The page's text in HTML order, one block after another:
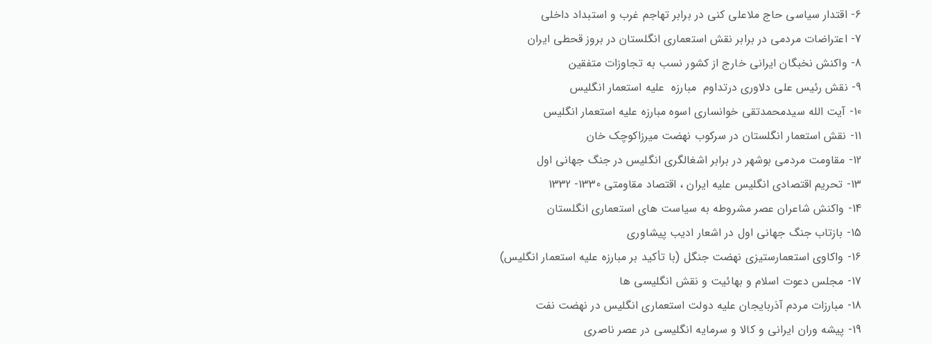
6- اقتدار سیاسی حاج ملاعلی کنی در برابر تهاجم غرب و استبداد داخلی
7- اعتراضات مردمی در برابر نقش استعماری انگلستان در بروز قحطی ایران
8- واکنش نخبگان ایرانی خارج از کشور نسب به تجاوزات متفقین
9- نقش رئیس علی دلاوری درتداوم مبارزه علیه استعمار انگلیس
10- آیت الله سیدمحمدتقی خوانساری اسوه مبارزه علیه استعمار انگلیس
11- نقش استعمار انگلستان در سرکوب نهضت میرزاکوچک خان
12- مقاومت مردمی بوشهر در برابر اشغالگری انگلیس در جنگ جهانی اول
13- تحریم اقتصادی انگلیس علیه ایران ، اقتصاد مقاومتی 1330- 1332
14- واکنش شاعران عصر مشروطه به سیاست های استعماری انگلستان
15- بازتاب جنگ جهانی اول در اشعار ادیب پیشاوری
16- واکاوی استعمارستیزی نهضت جنگل (با تأکید بر مبارزه علیه استعمار انگلیس)
17- مجلس دعوت اسلام و بهائیت و نقش انگلیسی ها
18- مبارزات مردم آذربایجان علیه دولت استعماری انگلیس در نهضت نفت
19- پیشه وران ایرانی و کالا و سرمایه انگلیسی در عصر ناصری